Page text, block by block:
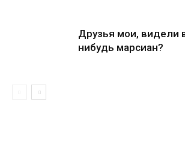
Друзья мои, видели
нибудь марсиан?